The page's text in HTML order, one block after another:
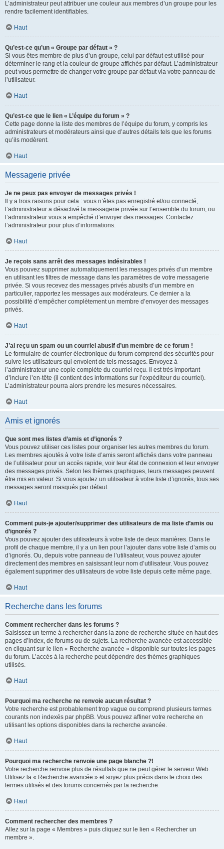
L’administrateur peut attribuer une couleur aux membres d’un groupe pour les
rendre facilement identifiables.
Haut
Qu’est-ce qu’un « Groupe par défaut » ?
Si vous êtes membre de plus d’un groupe, celui par défaut est utilisé pour
déterminer le rang et la couleur de groupe affichés par défaut. L’administrateur
peut vous permettre de changer votre groupe par défaut via votre panneau de
l’utilisateur.
Haut
Qu’est-ce que le lien « L’équipe du forum » ?
Cette page donne la liste des membres de l’équipe du forum, y compris les
administrateurs et modérateurs ainsi que d’autres détails tels que les forums
qu’ils modèrent.
Haut
Messagerie privée
Je ne peux pas envoyer de messages privés !
Il y a trois raisons pour cela : vous n’êtes pas enregistré et/ou connecté,
l’administrateur a désactivé la messagerie privée sur l’ensemble du forum, ou
l’administrateur vous a empêché d’envoyer des messages. Contactez
l’administrateur pour plus d’informations.
Haut
Je reçois sans arrêt des messages indésirables !
Vous pouvez supprimer automatiquement les messages privés d’un membre
en utilisant les filtres de message dans les paramètres de votre messagerie
privée. Si vous recevez des messages privés abusifs d’un membre en
particulier, rapportez les messages aux modérateurs. Ce dernier a la
possibilité d’empêcher complètement un membre d’envoyer des messages
privés.
Haut
J’ai reçu un spam ou un courriel abusif d’un membre de ce forum !
Le formulaire de courrier électronique du forum comprend des sécurités pour
suivre les utilisateurs qui envoient de tels messages. Envoyez à
l’administrateur une copie complète du courriel reçu. Il est très important
d’inclure l’en-tête (il contient des informations sur l’expéditeur du courriel).
L’administrateur pourra alors prendre les mesures nécessaires.
Haut
Amis et ignorés
Que sont mes listes d’amis et d’ignorés ?
Vous pouvez utiliser ces listes pour organiser les autres membres du forum.
Les membres ajoutés à votre liste d’amis seront affichés dans votre panneau
de l’utilisateur pour un accès rapide, voir leur état de connexion et leur envoyer
des messages privés. Selon les thèmes graphiques, leurs messages peuvent
être mis en valeur. Si vous ajoutez un utilisateur à votre liste d’ignorés, tous ses
messages seront masqués par défaut.
Haut
Comment puis-je ajouter/supprimer des utilisateurs de ma liste d’amis ou
d’ignorés ?
Vous pouvez ajouter des utilisateurs à votre liste de deux manières. Dans le
profil de chaque membre, il y a un lien pour l’ajouter dans votre liste d’amis ou
d’ignorés. Ou, depuis votre panneau de l’utilisateur, vous pouvez ajouter
directement des membres en saisissant leur nom d’utilisateur. Vous pouvez
également supprimer des utilisateurs de votre liste depuis cette même page.
Haut
Recherche dans les forums
Comment rechercher dans les forums ?
Saisissez un terme à rechercher dans la zone de recherche située en haut des
pages d’index, de forums ou de sujets. La recherche avancée est accessible
en cliquant sur le lien « Recherche avancée » disponible sur toutes les pages
du forum. L’accès à la recherche peut dépendre des thèmes graphiques
utilisés.
Haut
Pourquoi ma recherche ne renvoie aucun résultat ?
Votre recherche est probablement trop vague ou comprend plusieurs termes
courants non indexés par phpBB. Vous pouvez affiner votre recherche en
utilisant les options disponibles dans la recherche avancée.
Haut
Pourquoi ma recherche renvoie une page blanche ?!
Votre recherche renvoie plus de résultats que ne peut gérer le serveur Web.
Utilisez la « Recherche avancée » et soyez plus précis dans le choix des
termes utilisés et des forums concernés par la recherche.
Haut
Comment rechercher des membres ?
Allez sur la page « Membres » puis cliquez sur le lien « Rechercher un
membre ».